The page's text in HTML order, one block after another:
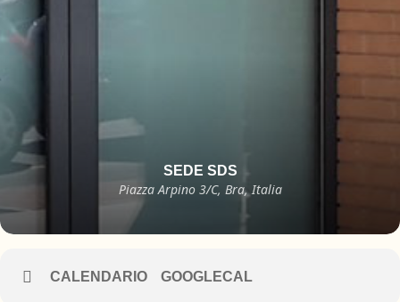
SEDE SDS
Piazza Arpino 3/C, Bra, Italia
CALENDARIO GOOGLECAL